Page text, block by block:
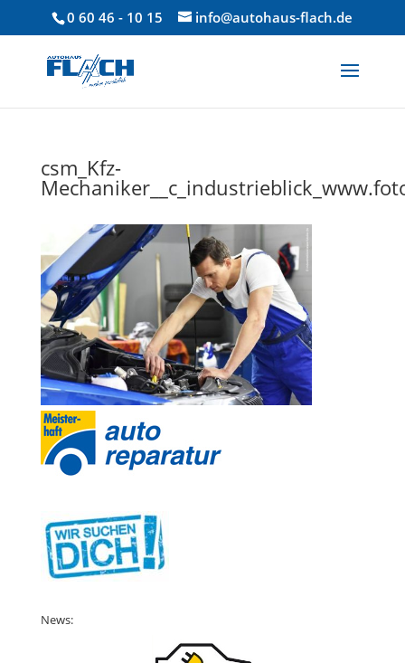
0 60 46 - 10 15 info@autohaus-flach.de
csm_Kfz-
News: